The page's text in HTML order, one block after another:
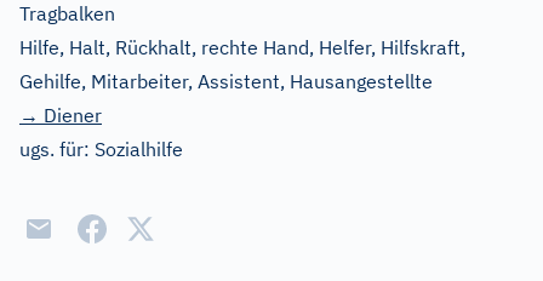
Tragbalken
Hilfe, Halt, Rückhalt, rechte Hand, Helfer, Hilfskraft,
Gehilfe, Mitarbeiter, Assistent, Hausangestellte
→ Diener
ugs. für: Sozialhilfe